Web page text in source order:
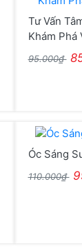
Tư Vấn
Khám Phá
95.000₫
Óc Sáng
110.000₫